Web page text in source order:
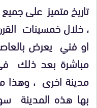
تاريخ متميز على
، خلال خمسينات
او فني يعرض
مباشرة بعد ذلك
مدينة اخرى ، وهذا
بها هذه المدينة